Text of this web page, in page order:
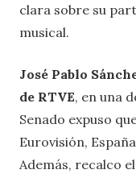
clara sobre su
musical.
José Pablo
de RTVE, en una
Senado expuso
Eurovisión,
Además, recalco el